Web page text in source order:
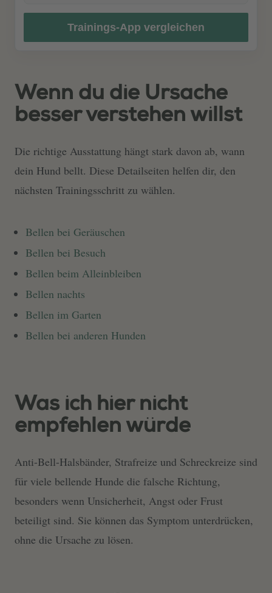
Trainings-App vergleichen
Wenn du die Ursache
besser verstehen willst
Die richtige Ausstattung hängt stark davon ab, wann
dein Hund bellt. Diese Detailseiten helfen dir, den
nächsten Trainingsschritt zu wählen.
Bellen bei Geräuschen
Bellen bei Besuch
Bellen beim Alleinbleiben
Bellen nachts
Bellen im Garten
Bellen bei anderen Hunden
Was ich hier nicht
empfehlen würde
Anti-Bell-Halsbänder, Strafreize und Schreckreize sind
für viele bellende Hunde die falsche Richtung,
besonders wenn Unsicherheit, Angst oder Frust
beteiligt sind. Sie können das Symptom unterdrücken,
ohne die Ursache zu lösen.